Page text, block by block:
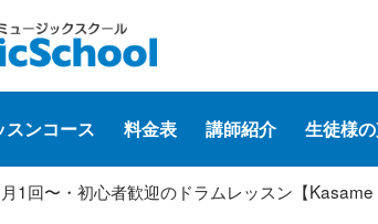
スンコース 料金表 講師紹介 生徒様
1回〜・初心者歓迎のドラムレッスン【Kasame